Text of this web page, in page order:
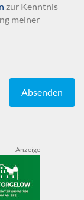
zur Kenntnis
meiner
Absenden
Anzeige